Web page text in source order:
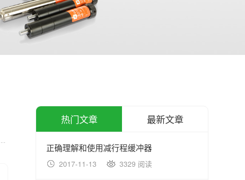
热门文章 最新文章
正确理解和使用减行程缓冲器
2017-11-13 3329 阅读